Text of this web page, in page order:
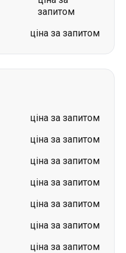
запитом
ціна за запитом
ціна за запитом
ціна за запитом
ціна за запитом
ціна за запитом
ціна за запитом
ціна за запитом
ціна за запитом